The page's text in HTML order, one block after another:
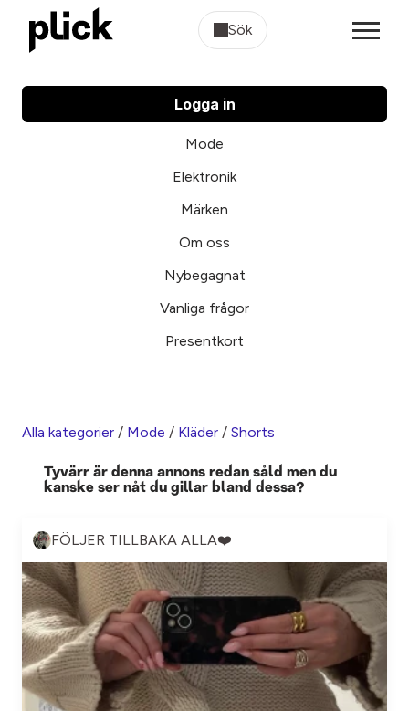
Sök
Logga in
Mode
Elektronik
Märken
Om oss
Nybegagnat
Vanliga frågor
Presentkort
Alla kategorier / Mode / Kläder / Shorts
Tyvärr är denna annons redan såld men du
kanske ser nåt du gillar bland dessa?
FÖLJER TILLBAKA ALLA❤️